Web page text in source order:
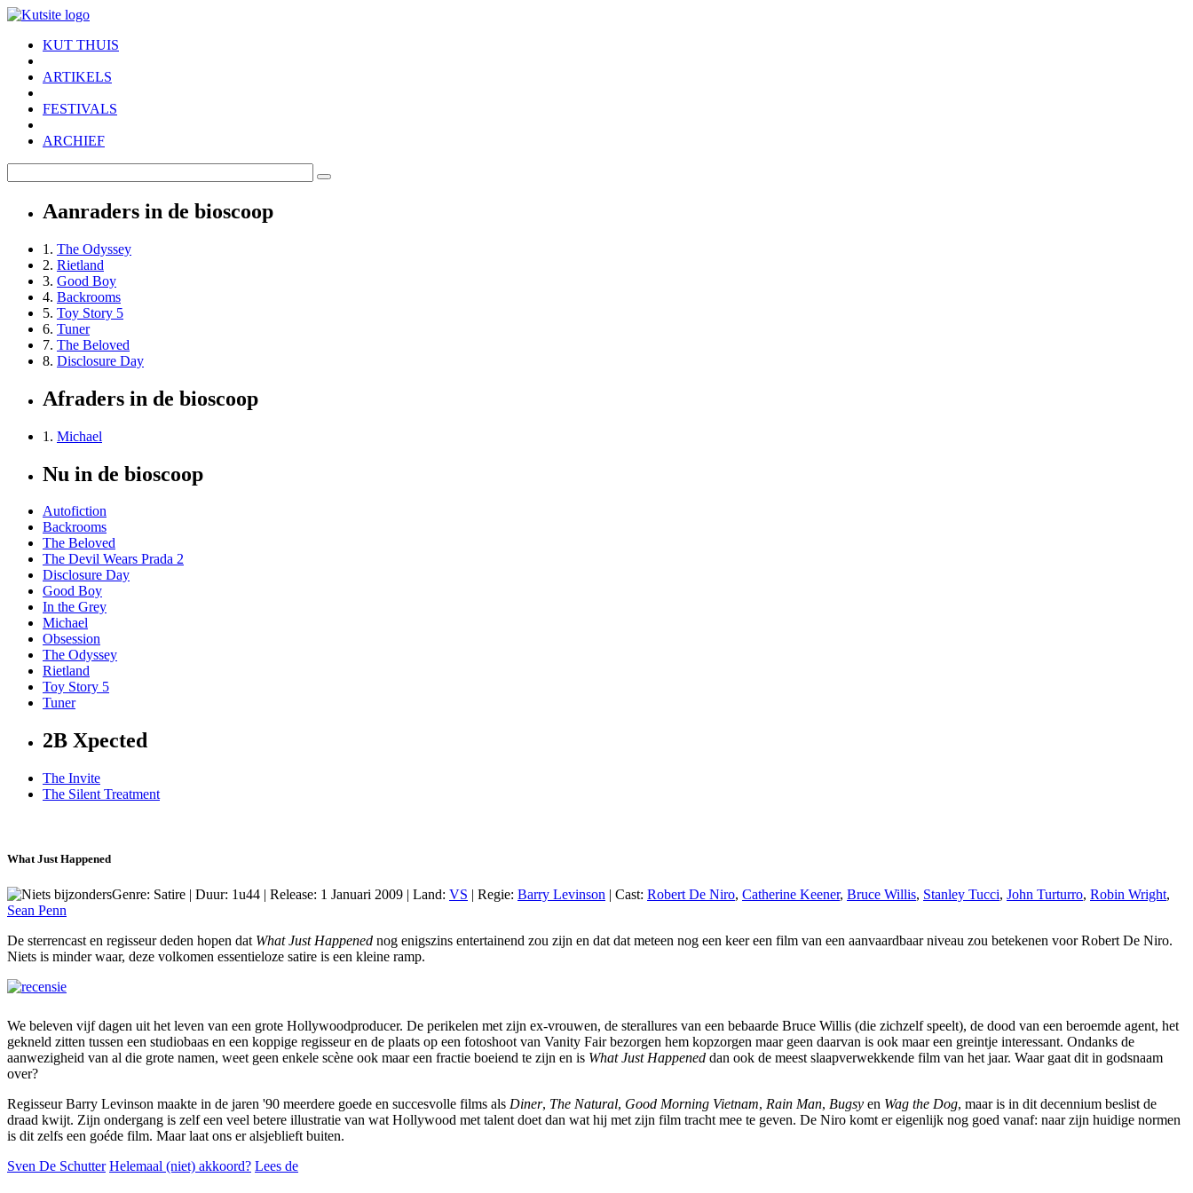
Skip to main content
KUT THUIS
ARTIKELS
FESTIVALS
ARCHIEF
Aanraders in de bioscoop
1. The Odyssey
2. Rietland
3. Good Boy
4. Backrooms
5. Toy Story 5
6. Tuner
7. The Beloved
8. Disclosure Day
Afraders in de bioscoop
1. Michael
Nu in de bioscoop
Autofiction
Backrooms
The Beloved
The Devil Wears Prada 2
Disclosure Day
Good Boy
In the Grey
Michael
Obsession
The Odyssey
Rietland
Toy Story 5
Tuner
2B Xpected
The Invite
The Silent Treatment
What Just Happened
Genre: Satire | Duur: 1u44 | Release: 1 Januari 2009 | Land: VS | Regie: Barry Levinson | Cast: Robert De Niro, Catherine Keener, Bruce Willis, Stanley Tucci, John Turturro, Robin Wright,
Sean Penn
De sterrencast en regisseur deden hopen dat What Just Happened nog enigszins entertainend zou zijn en dat dat meteen nog een keer een film van een aanvaardbaar niveau zou betekenen voor Robert De Niro.
Niets is minder waar, deze volkomen essentieloze satire is een kleine ramp.
We beleven vijf dagen uit het leven van een grote Hollywoodproducer. De perikelen met zijn ex-vrouwen, de sterallures van een bebaarde Bruce Willis (die zichzelf speelt), de dood van een beroemde agent, het
gekneld zitten tussen een studiobaas en een koppige regisseur en de plaats op een fotoshoot van Vanity Fair bezorgen hem kopzorgen maar geen daarvan is ook maar een greintje interessant. Ondanks de
aanwezigheid van al die grote namen, weet geen enkele scène ook maar een fractie boeiend te zijn en is What Just Happened dan ook de meest slaapverwekkende film van het jaar. Waar gaat dit in godsnaam
over?
Regisseur Barry Levinson maakte in de jaren '90 meerdere goede en succesvolle films als Diner, The Natural, Good Morning Vietnam, Rain Man, Bugsy en Wag the Dog, maar is in dit decennium beslist de
draad kwijt. Zijn ondergang is zelf een veel betere illustratie van wat Hollywood met talent doet dan wat hij met zijn film tracht mee te geven. De Niro komt er eigenlijk nog goed vanaf: naar zijn huidige normen
is dit zelfs een goéde film. Maar laat ons er alsjeblieft buiten.
Sven De Schutter Helemaal (niet) akkoord? Lees de